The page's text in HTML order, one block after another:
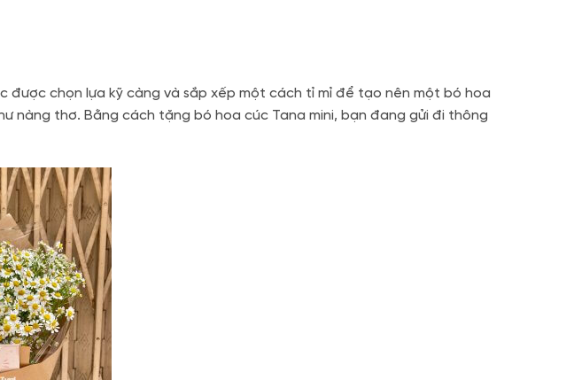
được chọn lựa kỹ càng và sắp xếp một cách tỉ mỉ để tạo nên một bó hoa
thơ. Bằng cách tặng bó hoa cúc Tana mini, bạn đang gửi đi thông